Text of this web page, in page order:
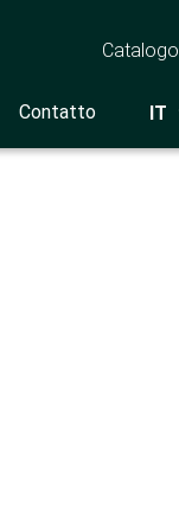
Catalogo
IT
Contatto